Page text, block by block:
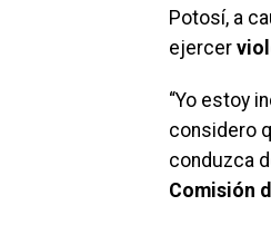
Potosí, a
ejercer
“Yo estoy
considero
conduzca
Comisión